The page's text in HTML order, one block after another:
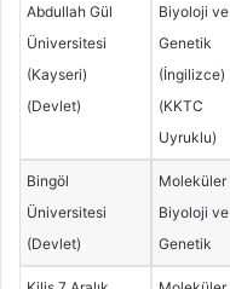
Abdullah Gül
Üniversitesi
(Kayseri)
(Devlet)
Biyoloji ve
Genetik
(İngilizce)
(KKTC
Uyruklu)
Bingöl
Üniversitesi
(Devlet)
Moleküler
Biyoloji ve
Genetik